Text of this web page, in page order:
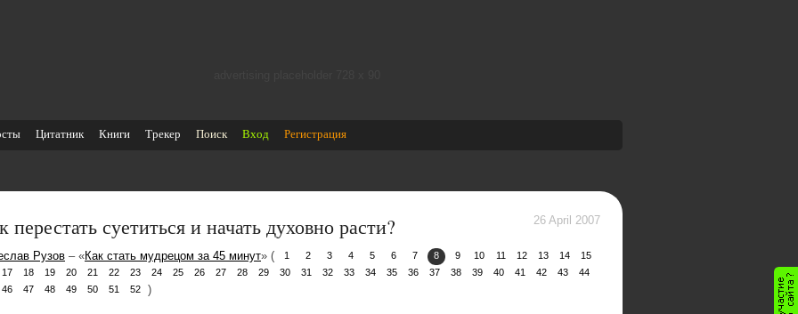
Цитатник Книги Трекер Поиск Вход Регистрация
перестать суетиться и начать духовно расти? 26 April 2007
Рузов – «Как стать мудрецом за 45 минут» ( 1 2 3 4 5 6 7 8 9 10 11 12 13 14
15
17
18 19 20 21 22 23 24 25 26 27 28 29 30 31 32 33 34 35 36 37 38 39 40 41 42 43
44
46
47 48 49 50 51 52 )